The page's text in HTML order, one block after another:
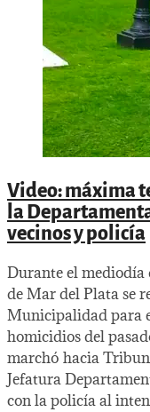
Video: máxima
la
vecinos y policía
Durante el mediodía
de Mar del Plata se
Municipalidad para
homicidios del
marchó hacia
Jefatura
con la policía al